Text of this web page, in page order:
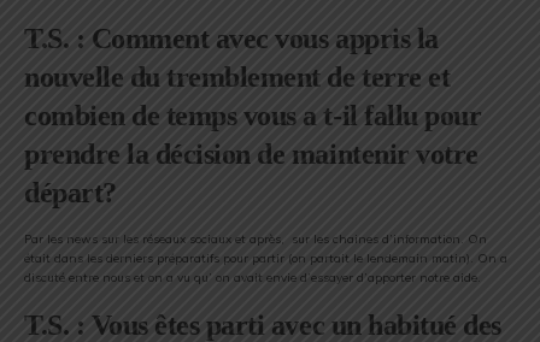
T.S. : Comment avec vous appris la
nouvelle du tremblement de terre et
combien de temps vous a t-il fallu pour
prendre la décision de maintenir votre
départ?
Par les news sur les réseaux sociaux et après, sur les chaines d’information. On
était dans les derniers préparatifs pour partir (on partait le lendemain matin). On a
discuté entre nous et on a vu qu’ on avait envie d’essayer d’apporter notre aide.
T.S. : Vous êtes parti avec un habitué des